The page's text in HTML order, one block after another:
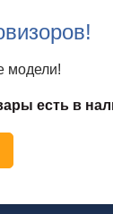
модели!
есть в